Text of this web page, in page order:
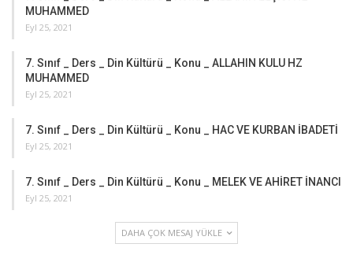
MUHAMMED
Eyl 25, 2021
7. Sınıf _ Ders _ Din Kültürü _ Konu _ ALLAHIN KULU HZ
MUHAMMED
Eyl 25, 2021
7. Sınıf _ Ders _ Din Kültürü _ Konu _ HAC VE KURBAN İBADETİ
Eyl 25, 2021
7. Sınıf _ Ders _ Din Kültürü _ Konu _ MELEK VE AHİRET İNANCI
Eyl 25, 2021
DAHA ÇOK MESAJ YÜKLE